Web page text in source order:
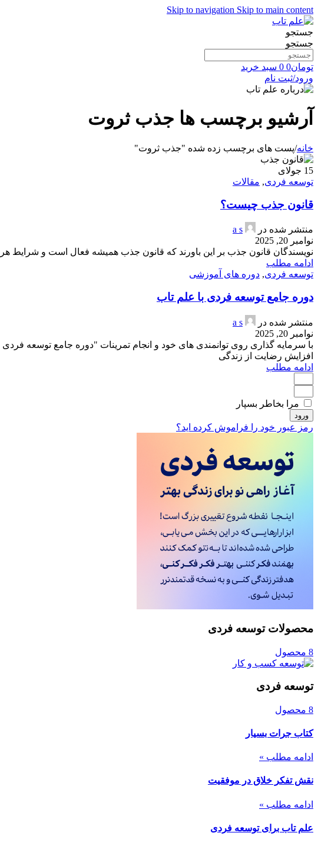
Skip to navigation Skip to main content
جستجو
جستجو
تومان0
0 سبد خرید
ورود/ثبت نام
آرشیو برچسب ها جذب ثروت
خانه/پست های برچسب زده شده "جذب ثروت"
15 جولای
توسعه فردی, مقالات
قانون جذب چیست؟
منتشر شده در
a s
نوامبر 20, 2025
نویسندگان قانون جذب بر این باورند که قانون جذب همیشه فعال است و شرایط
ادامه مطلب
توسعه فردی, دوره های آموزشی
دوره جامع توسعه فردی با علم تاب
منتشر شده در
a s
نوامبر 20, 2025
افزایش رضایت از زندگی
ادامه مطلب
مرا بخاطر بسپار
ورود
رمز عبور خود را فراموش کرده اید؟
محصولات توسعه فردی
8 محصول
توسعه فردی
8 محصول
کتاب جرات بسیار
ادامه مطلب »
نقش تفکر خلاق در موفقیت
ادامه مطلب »
علم تاب برای توسعه فردی